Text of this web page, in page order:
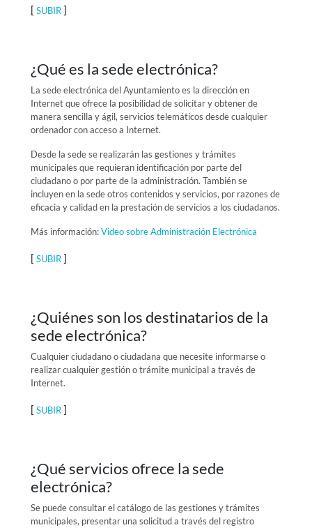
[ SUBIR]
¿Qué es la sede electrónica?
La sede electrónica del Ayuntamiento es la dirección en
Internet que ofrece la posibilidad de solicitar y obtener de
manera sencilla y ágil, servicios telemáticos desde cualquier
ordenador con acceso a Internet.
Desde la sede se realizarán las gestiones y trámites
municipales que requieran identificación por parte del
ciudadano o por parte de la administración. También se
incluyen en la sede otros contenidos y servicios, por razones de
eficacia y calidad en la prestación de servicios a los ciudadanos.
Más información:Video sobre Administración Electrónica
[ SUBIR]
¿Quiénes son los destinatarios de la
sede electrónica?
Cualquier ciudadano o ciudadana que necesite informarse o
realizar cualquier gestión o trámite municipal a través de
Internet.
[ SUBIR]
¿Qué servicios ofrece la sede
electrónica?
Se puede consultar el catálogo de las gestiones y trámites
municipales, presentar una solicitud a través del registro